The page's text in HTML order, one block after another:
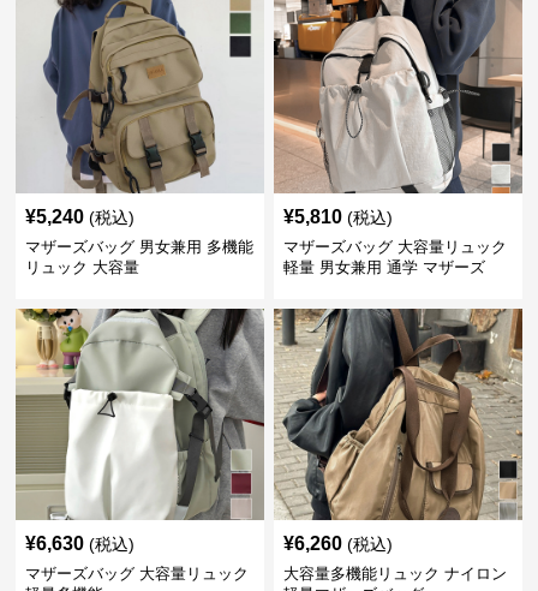
¥5,240 (税込)
マザーズバッグ 男女兼用 多機能
リュック 大容量
¥5,810 (税込)
マザーズバッグ 大容量リュック
軽量 男女兼用 通学 マザーズ
¥6,630 (税込)
マザーズバッグ 大容量リュック
¥6,260 (税込)
大容量多機能リュック ナイロン